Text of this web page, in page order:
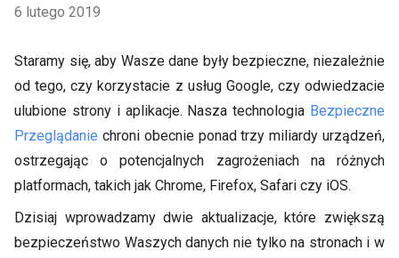
6 lutego 2019
Staramy się, aby Wasze dane były bezpieczne, niezależnie
od tego, czy korzystacie z usług Google, czy odwiedzacie
ulubione strony i aplikacje. Nasza technologia Bezpieczne
Przeglądanie chroni obecnie ponad trzy miliardy urządzeń,
ostrzegając o potencjalnych zagrożeniach na różnych
platformach, takich jak Chrome, Firefox, Safari czy iOS.
Dzisiaj wprowadzamy dwie aktualizacje, które zwiększą
bezpieczeństwo Waszych danych nie tylko na stronach i w